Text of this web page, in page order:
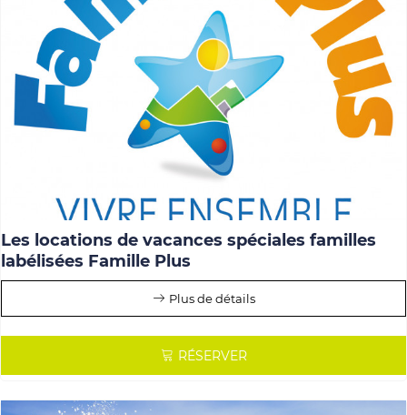
Les locations de vacances spéciales familles
labélisées Famille Plus
Plus de détails
RÉSERVER